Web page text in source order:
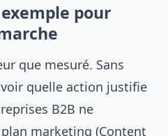
pour
que mesuré. Sans
quelle action justifie
B2B ne
marketing (Content